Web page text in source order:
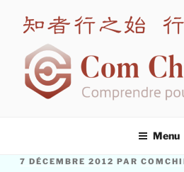
contenu
principal
Menu
PUBLIÉ
7 DÉCEMBRE 2012 PAR